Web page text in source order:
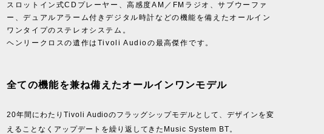
スロットイン式CDプレーヤー、高感度AM／FMラジオ、サブウーファ
ー、デュアルアラーム付きデジタル時計などの機能を備えたオールイン
ワンタイプのステレオシステム。
ヘンリークロスの遺作はTivoli Audioの最高傑作です。
全ての機能を兼ね備えたオールインワンモデル
20年間にわたりTivoli Audioのフラッグシップモデルとして、デザインを変
えることなくアップデートを繰り返してきたMusic System BT。